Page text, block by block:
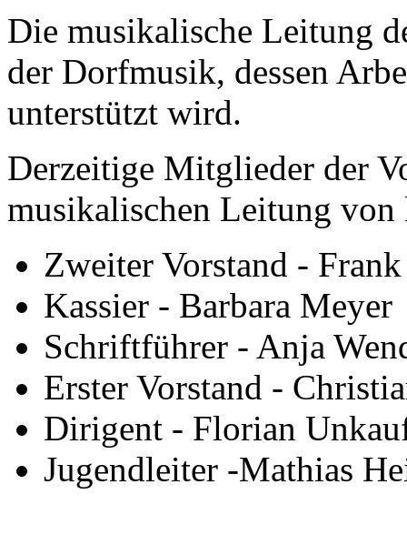
Die musikalische Leitung
der Dorfmusik, dessen
unterstützt wird.
Derzeitige Mitglieder der
musikalischen Leitung von
Zweiter Vorstand -
Kassier - Barbara Meyer
Schriftführer - Anja
Erster Vorstand -
Dirigent - Florian
Jugendleiter -Mathias